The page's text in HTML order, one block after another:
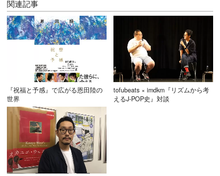
関連記事
『祝福と予感』で広がる恩田陸の
世界
tofubeats × imdkm『リズムから考
えるJ-POP史』対談